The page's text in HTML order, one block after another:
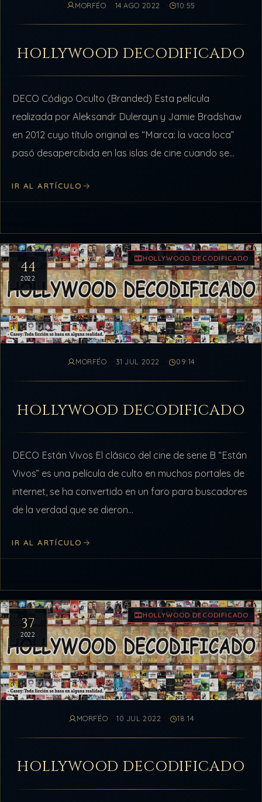
MORFÉO 14 AGO 2022 10:55
HOLLYWOOD DECODIFICADO
DECO Código Oculto (Branded) Esta película
realizada por Aleksandr Dulerayn y Jamie Bradshaw
en 2012 cuyo título original es “Marca: la vaca loca”
pasó desapercibida en las islas de cine cuando se
IR AL ARTÍCULO
44
2022
HOLLYWOOD DECODIFICADO
MORFÉO 31 JUL 2022 09:14
HOLLYWOOD DECODIFICADO
DECO Están Vivos El clásico del cine de serie B “Están
Vivos” es una película de culto en muchos portales de
internet, se ha convertido en un faro para buscadores
de la verdad que se dieron…
IR AL ARTÍCULO
37
2022
HOLLYWOOD DECODIFICADO
MORFÉO 10 JUL 2022 18:14
HOLLYWOOD DECODIFICADO